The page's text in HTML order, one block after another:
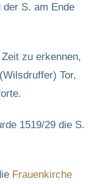
S. am Ende
zu erkennen,
Tor,
1519/29 die S.
Frauenkirche